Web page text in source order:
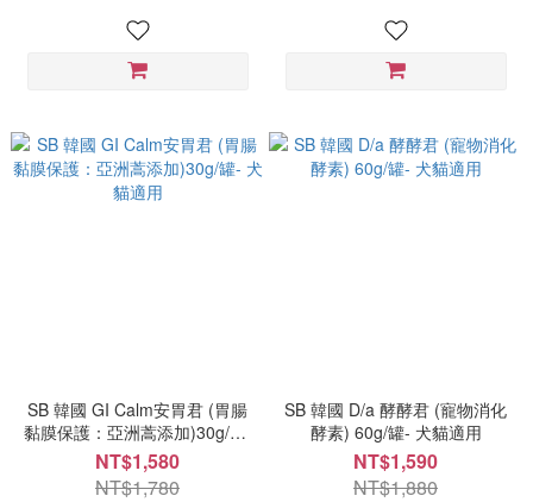
SB 韓國 GI Calm安胃君 (胃腸
黏膜保護：亞洲蒿添加)30g/罐-
犬貓適用
NT$1,580
NT$1,780
SB 韓國 D/a 酵酵君 (寵物消化
酵素) 60g/罐- 犬貓適用
NT$1,590
NT$1,880